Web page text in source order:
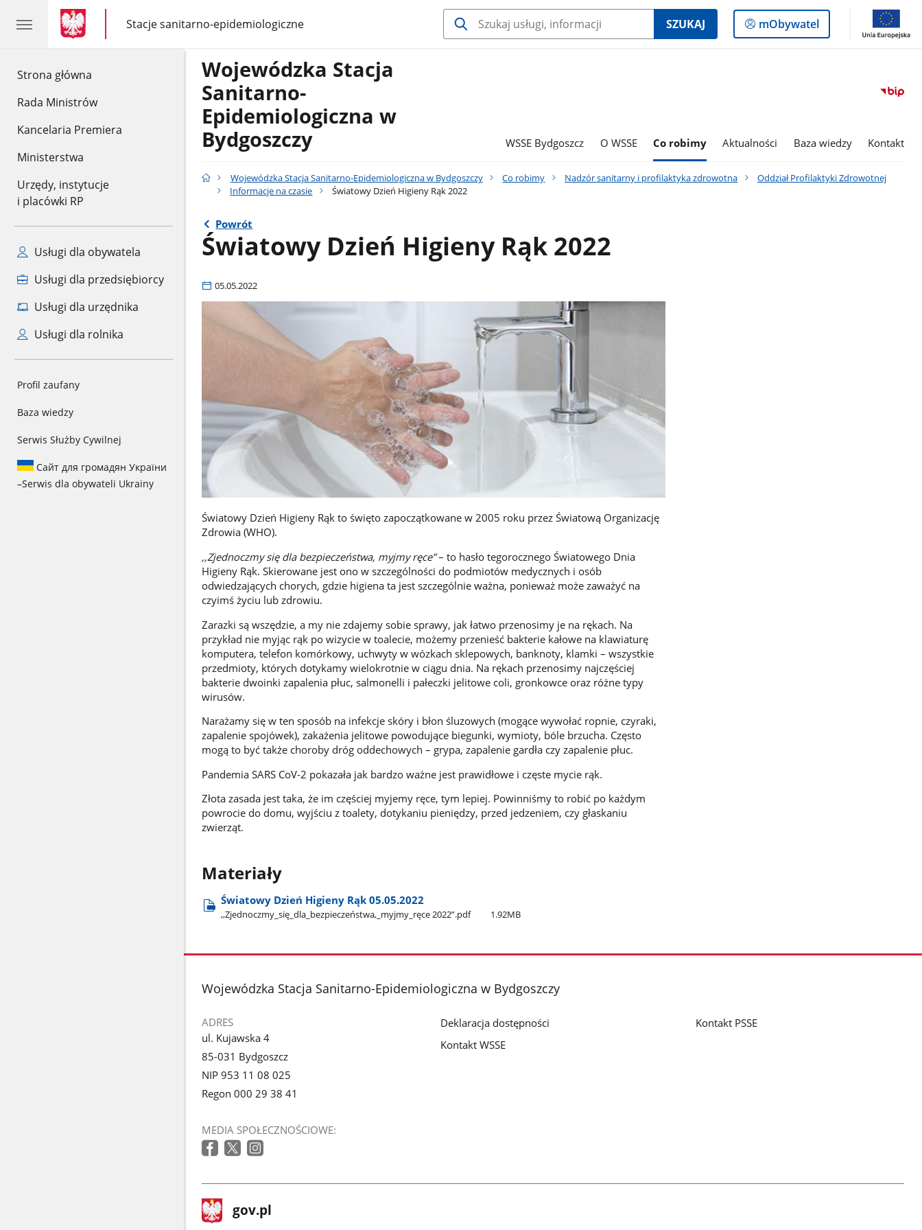
Strona główna
Rada Ministrów
Kancelaria Premiera
Ministerstwa
Urzędy, instytucje
i placówki RP
Usługi dla obywatela
Usługi dla przedsiębiorcy
Usługi dla urzędnika
Usługi dla rolnika
Profil zaufany
Baza wiedzy
Serwis Służby Cywilnej
Сайт для громадян України
–Serwis dla obywateli Ukrainy
gov.pl
gov.pl
Stacje sanitarno-epidemiologiczne
gov.pl
Stacje
sanitarno-
epidemiologiczne
SZUKAJ
Logowanie
do
mObywatel
Wojewódzka Stacja
Sanitarno-
Epidemiologiczna w
Bydgoszczy
WSSE Bydgoszcz O WSSE Co robimy Aktualności Baza wiedzy Kontakt
Wojewódzka Stacja Sanitarno-Epidemiologiczna w Bydgoszczy Co robimy Nadzór sanitarny i profilaktyka zdrowotna
Oddział Profilaktyki Zdrowotnej
Informacje na czasie
Światowy Dzień Higieny Rąk 2022
Powrót
Światowy Dzień Higieny Rąk 2022
05.05.2022
Światowy Dzień Higieny Rąk to święto zapoczątkowane w 2005 roku przez Światową Organizację
Zdrowia (WHO).
,,Zjednoczmy się dla bezpieczeństwa, myjmy ręce”– to hasło tegorocznego Światowego Dnia
Higieny Rąk. Skierowane jest ono w szczególności do podmiotów medycznych i osób
odwiedzających chorych, gdzie higiena ta jest szczególnie ważna, ponieważ może zaważyć na
czyimś życiu lub zdrowiu.
Zarazki są wszędzie, a my nie zdajemy sobie sprawy, jak łatwo przenosimy je na rękach. Na
przykład nie myjąc rąk po wizycie w toalecie, możemy przenieść bakterie kałowe na klawiaturę
komputera, telefon komórkowy, uchwyty w wózkach sklepowych, banknoty, klamki – wszystkie
przedmioty, których dotykamy wielokrotnie w ciągu dnia. Na rękach przenosimy najczęściej
bakterie dwoinki zapalenia płuc, salmonelli i pałeczki jelitowe coli, gronkowce oraz różne typy
wirusów.
Narażamy się w ten sposób na infekcje skóry i błon śluzowych (mogące wywołać ropnie, czyraki,
zapalenie spojówek), zakażenia jelitowe powodujące biegunki, wymioty, bóle brzucha. Często
mogą to być także choroby dróg oddechowych – grypa, zapalenie gardła czy zapalenie płuc.
Pandemia SARS CoV-2 pokazała jak bardzo ważne jest prawidłowe i częste mycie rąk.
Złota zasada jest taka, że im częściej myjemy ręce, tym lepiej. Powinniśmy to robić po każdym
powrocie do domu, wyjściu z toalety, dotykaniu pieniędzy, przed jedzeniem, czy głaskaniu
zwierząt.
Materiały
Światowy Dzień Higieny Rąk 05.05.2022
,,Zjednoczmy​_się​_dla​_bezpieczeństwa,​_myjmy​_ręce 2022”.pdf 1.92MB
stopka
Wojewódzka Stacja Sanitarno-Epidemiologiczna w Bydgoszczy
ADRES
ul. Kujawska 4
85-031 Bydgoszcz
NIP 953 11 08 025
Regon 000 29 38 41
MEDIA SPOŁECZNOŚCIOWE:
Deklaracja dostępności
Kontakt WSSE
Kontakt PSSE
stopka
gov.pl Strona
gov.pl